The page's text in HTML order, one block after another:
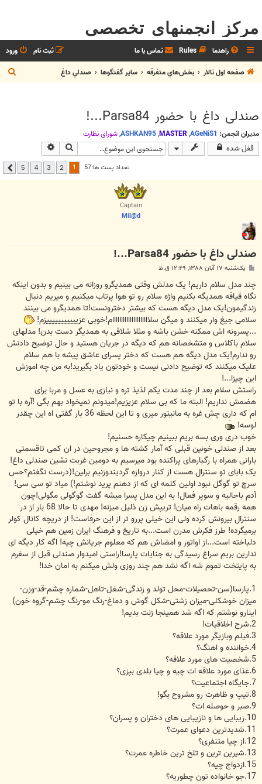
مرکز انجمنهای تخصصی
راهنما Rules تماس با ما ورود
ثبت نام
صفحه اول تالار
بخش‌‌هاي متفرقه ساير گفتگوها صندلي داغ
ج
س
صندلی داغ با حضور Parsa84...!
مدیران انجمن: AGeNiS1
,
MASTER
,
ASHKAN95
,شوراي نظارت
قفل شده جستجو
تعداد پست ها:57 2
3
4
5 بعدی
Captain
Mil@d
صندلی داغ با حضور Parsa84...!
پ
ت
یک‌شنبه ۱۷ آبان ۱۳۸۸, ۱۲:۴۹ ق.ظ
چند مدل سلام داریم! یک مدلش وقتی همدیگرو روزانه می بینیم و بدون اینکه
نگاه قیافه همدیگه بکنیم واژه سلام رو تو هوا پرتاب میکنیم و میریم دنبال
زندگیمون!یک مدل دیگه هست که بیشتر دخترونست!تا همدیگرو می بینند
سلامی جیغ وار میکنند و میگن سلااااااااااااااااااااام!خوبی عزیییییییییییزم!
...پسرونه اش ممکنه خشن باشه و مثلا شلاقی به همدیگر دست بدن! مدلهای
سلام باکلاس و متشخصانه هم که دیگه در جریان هستید و حال توضیح دادنش
رو ندارم!یک مدل دیگه هم هست که دختر پسرای عاشق پیشه با هم سلام
علیک میکنند که توضیح دادنی نیست و خودتون یاد بگیرید!به من چه اموزش
این چیزا...!
راستش سلام بعد از چند مدت یکم لذیذ تره و نیازی به عسل و مربا برای
هضمش نداریم! البته ما که بی سلام عزیزیم!میدونم نمیخواد بهم بگی !آره با تو
ام که داری چش غره به مانیتور میری و تا این لحظه 36 بار گفتی اه این چقدر
لوسه!
خوب دری وری بسه بریم ببینیم چیکاره حسنیم!
بعد از صندلی خونین قبلی که آمار کشته ها و مجروحین در ان کمی تاقسمتی
بارانی همراه با رگبارهای پراکنده بود میرسیم به دومین غربت نشین صندلی داغ!
یک بابای تو سنترال هست از کنار دروازه گردیندوزنیم برلین!(درست نگفتم؟حس
سرچ تو گوگل نبود اولین کلمه ای که از دهنم پرید نوشتم!) میاد تو سی سی!
آدم باحالیه و سوپر فعال! به این مدل پسرا میشه گفت گوگولی مگولی!چون
همه رقمه باهات راه میان! تریپش زن ذلیل میزنه! مهدی تا حالا 68 بار از در
سنترال بیرونش کرده ولی این خیلی پررو تر از این حرفاست! از دریچه کانال کولر
برمیگرده! طرز فکرش مدرن است...به تاریخ و فرهنگ ایران زمین هم خیلی
دلباخته است...از اواتور و امضاش هم که معلوم جریانش چیه! اگه کار دیگه ای
ندارین بریم سراغ رسیدگی به جنایات پارسا!راستی امیدوار صندلی قبل از سفرم
به پایتخت تموم شه اگه نشد هم چند روزی ولش میکنم به امان خدا!
1.پارسا(سن-تحصیلات-محل تولد و زندگی-شغل-تاهل-شماره چشم-قد-وزن-
میزان خوشکلی-میزان زشتی-شکل گوش و دماغ-رنگ مو-رنگ چشم-گروه خون)
اینارو نوشتم که اگه شد همینجا زنت بدیم!
2.شرح اخلاقیات!
3.فیلم وبازیگر مورد علاقه؟
4.خواننده و اهنگ؟
5.شخصیت های مورد علاقه؟
6.غذای مورد علاقه ات چیه و چیا بلدی بپزی؟
7.جایگاه اجتماعیت؟
8.تیپ و ظاهرت رو مشروح بگو!
9.صبر و حوصله ات؟
10.زیبایی ها و نازیبایی های دختران و پسران؟
11.شدیدترین دعوای عمرت؟
12.از چیا متنفری؟
13.شیرین ترین و تلخ ترین خاطره عمرت؟
15.ازدواج چیه؟
17.جو خانواده تون چطوریه؟